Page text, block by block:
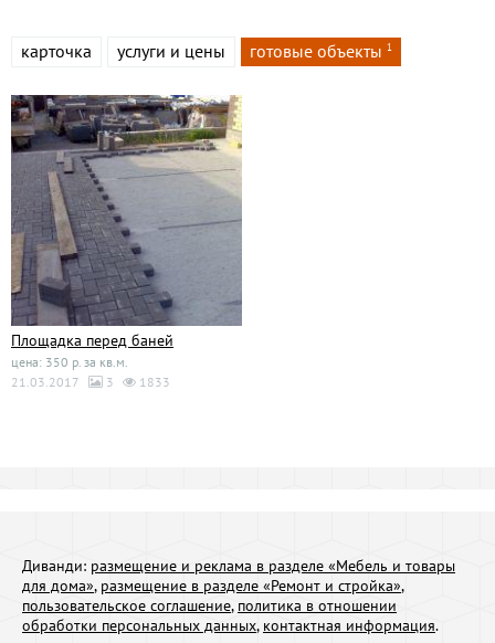
карточка услуги и цены готовые объекты 1
Площадка перед баней
цена: 350 р. за кв.м.
21.03.2017
3 1833
Диванди: размещение и реклама в разделе «Мебель и товары
для дома», размещение в разделе «Ремонт и стройка»,
пользовательское соглашение, политика в отношении
обработки персональных данных, контактная информация.